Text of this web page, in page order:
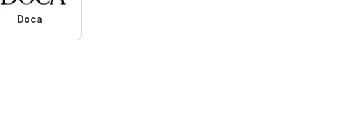
Doca